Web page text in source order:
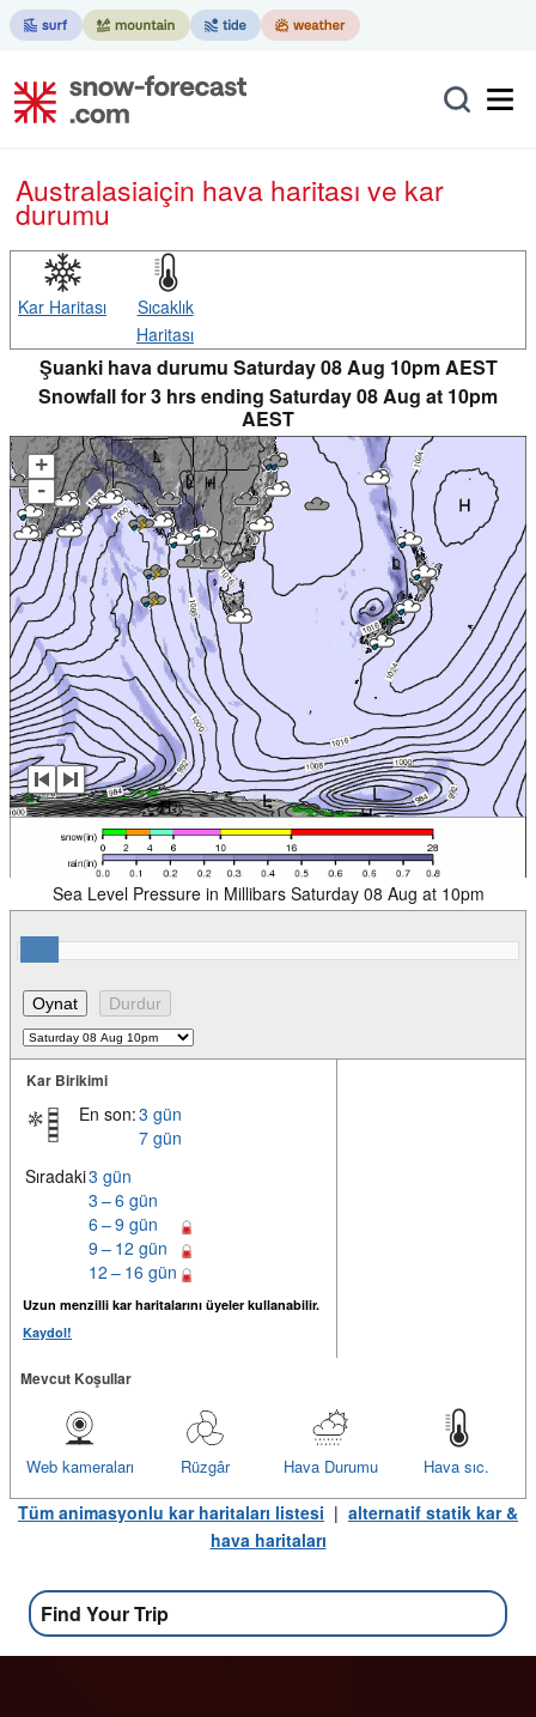
Australasiaiçin hava haritası ve kar
durumu
Kar Haritası
Sıcaklık
Haritası
Şuanki hava durumu Saturday 08 Aug 10pm AEST
Snowfall for 3 hrs ending Saturday 08 Aug at 10pm
AEST
+
-
Sea Level Pressure in Millibars Saturday 08 Aug at 10pm
Kar Birikimi
En son:3 gün
7 gün
Sıradaki3 gün
3 – 6 gün
6 – 9 gün
9 – 12 gün
12 – 16 gün
Uzun menzilli kar haritalarını üyeler kullanabilir.
Kaydol!
Mevcut Koşullar
Hava sıc.
Hava Durumu
Rüzgâr
Web kameraları
Tüm animasyonlu kar haritaları listesi | alternatif statik kar &
hava haritaları
Find Your Trip